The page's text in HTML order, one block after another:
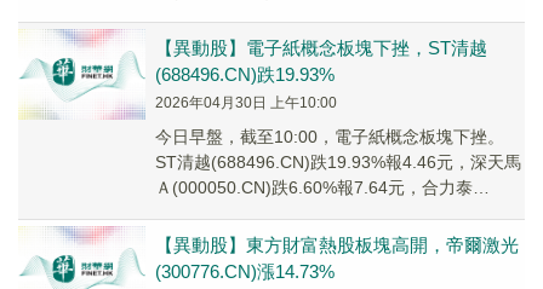
【異動股】電子紙概念板塊下挫，ST清越
(688496.CN)跌19.93%
2026年04月30日 上午10:00
今日早盤，截至10:00，電子紙概念板塊下挫。
ST清越(688496.CN)跌19.93%報4.46元，深天馬
Ａ(000050.CN)跌6.60%報7.64元，合力泰
【異動股】東方財富熱股板塊高開，帝爾激光
(300776.CN)漲14.73%